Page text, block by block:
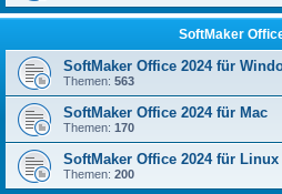
SoftMaker
SoftMaker Office 2024 für
Themen: 563
SoftMaker Office 2024 für Mac
Themen: 170
SoftMaker Office 2024 für Linux
Themen: 200